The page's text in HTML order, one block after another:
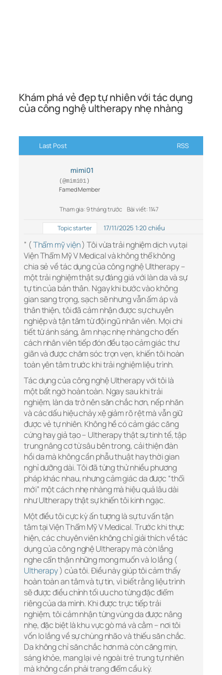
Khám phá vẻ đẹp tự nhiên với tác dụng
của công nghệ ultherapy nhẹ nhàng
Last Post RSS
mimi01
(@mimi01)
Famed Member
Tham gia: 9 tháng trước Bài viết: 1147
Topic starter 17/11/2025 1:20 chiều
” (Thẩm mỹ viện) Tôi vừa trải nghiệm dịch vụ tại
Viện Thẩm Mỹ V Medical và không thể không
chia sẻ về tác dụng của công nghệ Ultherapy –
một trải nghiệm thật sự đáng giá với làn da và sự
tự tin của bản thân. Ngay khi bước vào không
gian sang trọng, sạch sẽ nhưng vẫn ấm áp và
thân thiện, tôi đã cảm nhận được sự chuyên
nghiệp và tận tâm từ đội ngũ nhân viên. Mọi chi
tiết từ ánh sáng, âm nhạc nhẹ nhàng cho đến
cách nhân viên tiếp đón đều tạo cảm giác thư
giãn và được chăm sóc trọn vẹn, khiến tôi hoàn
toàn yên tâm trước khi trải nghiệm liệu trình.
Tác dụng của công nghệ Ultherapy với tôi là
một bất ngờ hoàn toàn. Ngay sau khi trải
nghiệm, làn da trở nên săn chắc hơn, nếp nhăn
và các dấu hiệu chảy xệ giảm rõ rệt mà vẫn giữ
được vẻ tự nhiên. Không hề có cảm giác căng
cứng hay giả tạo – Ultherapy thật sự tinh tế, tập
trung nâng cơ từ sâu bên trong, cải thiện đàn
hồi da mà không cần phẫu thuật hay thời gian
nghỉ dưỡng dài. Tôi đã từng thử nhiều phương
pháp khác nhau, nhưng cảm giác da được “thổi
mới” một cách nhẹ nhàng mà hiệu quả lâu dài
như Ultherapy thật sự khiến tôi kinh ngạc.
Một điều tôi cực kỳ ấn tượng là sự tư vấn tận
tâm tại Viện Thẩm Mỹ V Medical. Trước khi thực
hiện, các chuyên viên không chỉ giải thích về tác
dụng của công nghệ Ultherapy mà còn lắng
nghe cẩn thận những mong muốn và lo lắng (
Ultherapy) của tôi. Điều này giúp tôi cảm thấy
hoàn toàn an tâm và tự tin, vì biết rằng liệu trình
sẽ được điều chỉnh tối ưu cho từng đặc điểm
riêng của da mình. Khi được trực tiếp trải
nghiệm, tôi cảm nhận từng vùng da được nâng
nhẹ, đặc biệt là khu vực gò má và cằm – nơi tôi
vốn lo lắng về sự chùng nhão và thiếu săn chắc.
Da không chỉ săn chắc hơn mà còn căng mịn,
sáng khỏe, mang lại vẻ ngoài trẻ trung tự nhiên
mà không cần phải trang điểm cầu kỳ.